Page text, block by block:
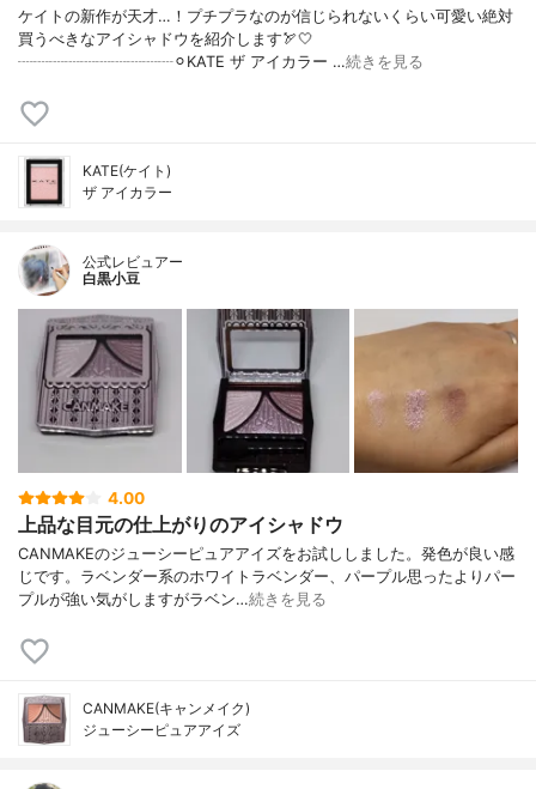
ケイトの新作が天才…！プチプラなのが信じられないくらい可愛い絶対
買うべきなアイシャドウを紹介します🏹🤍
┈┈┈┈┈┈┈┈┈┈⚪︎KATE ザ アイカラー …続きを見る
KATE(ケイト)
ザ アイカラー
公式レビュアー
白黒小豆
4.00
上品な目元の仕上がりのアイシャドウ
CANMAKEのジューシーピュアアイズをお試ししました。発色が良い感
じです。ラベンダー系のホワイトラベンダー、パープル思ったよりパー
プルが強い気がしますがラベン…続きを見る
CANMAKE(キャンメイク)
ジューシーピュアアイズ